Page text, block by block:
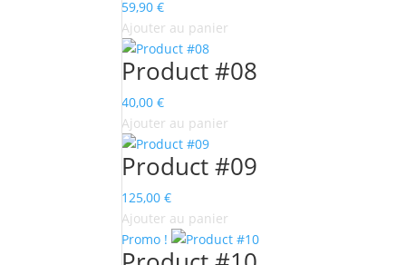
59,90€
Ajouter au panier
Product #08
40,00€
Ajouter au panier
Product #09
125,00€
Ajouter au panier
Promo !